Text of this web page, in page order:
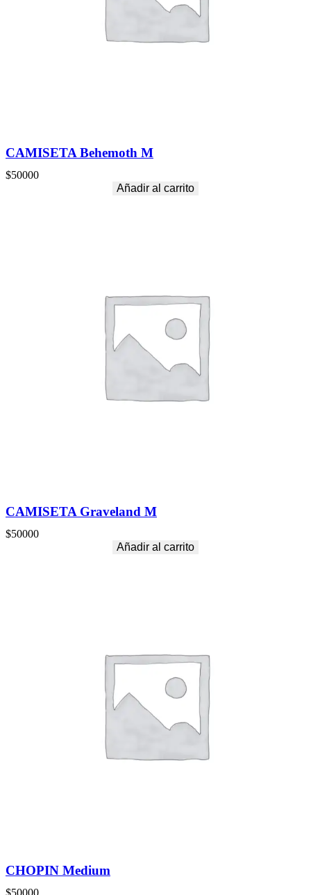
CAMISETA Behemoth M
$50000
Añadir al carrito
CAMISETA Graveland M
$50000
Añadir al carrito
CHOPIN Medium